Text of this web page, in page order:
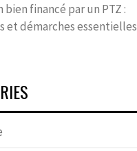
bien financé par un PTZ :
et démarches essentielles